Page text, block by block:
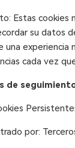
Estas cookies
su datos
una experiencia
cada vez
de
por: